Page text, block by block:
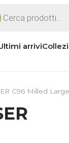
arrivi
C96 Milled